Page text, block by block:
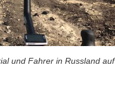
und Fahrer in Russland auf